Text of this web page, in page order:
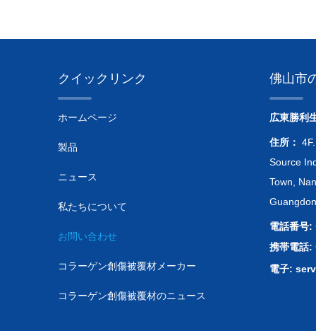
クイックリンク
ホームページ
製品
ニュース
私たちについて
お問い合わせ
コラーゲン創傷被覆材メーカー
コラーゲン創傷被覆材のニュース
佛山市
広東勝利
住所：
Source
Town,
電話番号:
携帯電話:
電子: